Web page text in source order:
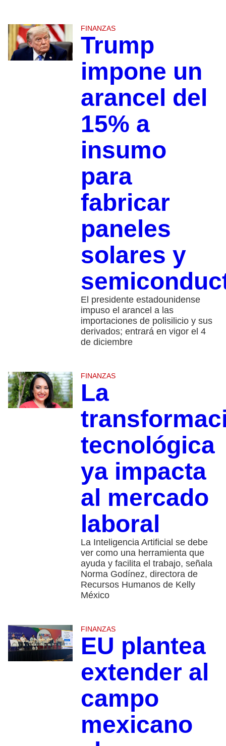
FINANZAS
Trump
impone un
arancel del
15% a
insumo
para
fabricar
paneles
solares y
El presidente estadounidense
impuso el arancel a las
importaciones de polisilicio y sus
derivados; entrará en vigor el 4
de diciembre
FINANZAS
La
tecnológica
ya impacta
al mercado
laboral
La Inteligencia Artificial se debe
ver como una herramienta que
ayuda y facilita el trabajo, señala
Norma Godínez, directora de
Recursos Humanos de Kelly
México
FINANZAS
EU plantea
extender al
campo
mexicano